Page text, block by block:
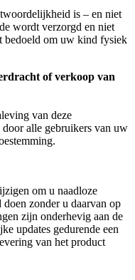
is – en niet
wordt verzorgd en niet
bedoeld om uw kind fysiek
of verkoop van
van deze
alle gebruikers van uw
om u naadloze
zonder u daarvan op
zijn onderhevig aan de
updates gedurende een
van het product